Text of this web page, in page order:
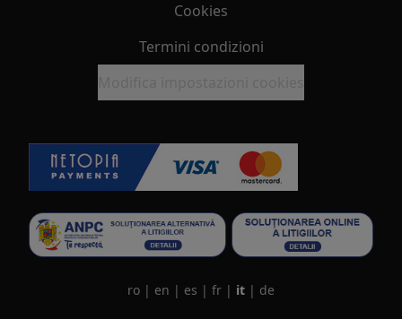
Cookies
Termini condizioni
ro | en | es | fr | it | de